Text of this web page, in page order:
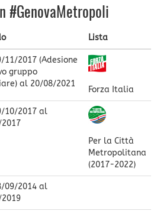
#GenovaMetropoli
Lista
11/2017 (Adesione
gruppo
al 20/08/2021
Forza Italia
10/2017 al
Per la Città
Metropolitana
(2017-2022)
09/2014 al